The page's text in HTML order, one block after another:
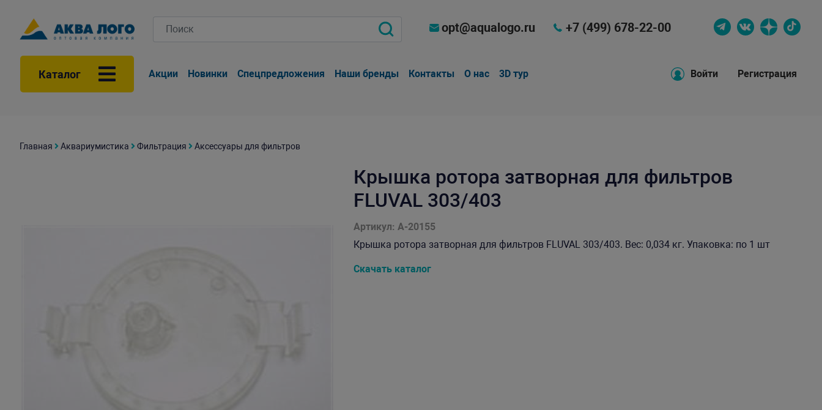
opt@aqualogo.ru +7 (499) 678-22-00
Каталог Акции Новинки Спецпредложения Наши бренды Контакты О нас 3D тур Войти Регистрация
Главная Аквариумистика Фильтрация Аксессуары для фильтров
Крышка ротора затворная для фильтров
FLUVAL 303/403
Артикул: A-20155
Крышка ротора затворная для фильтров FLUVAL 303/403. Вес: 0,034 кг. Упаковка: по 1 шт
Скачать каталог